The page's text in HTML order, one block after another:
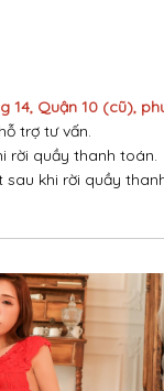
14, Quận 10 (cũ),
trợ tư vấn.
rời quầy thanh toán.
sau khi rời quầy